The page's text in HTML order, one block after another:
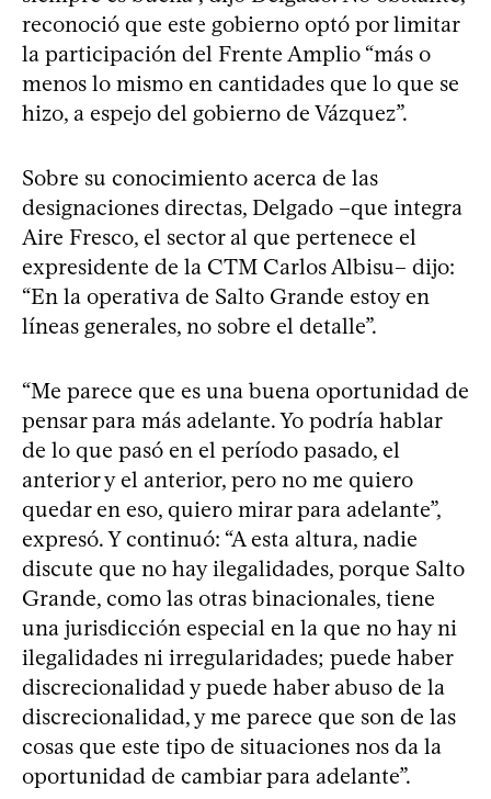
reconoció que este gobierno optó por limitar
la participación del Frente Amplio “más o
menos lo mismo en cantidades que lo que se
hizo, a espejo del gobierno de Vázquez”.
Sobre su conocimiento acerca de las
designaciones directas, Delgado –que integra
Aire Fresco, el sector al que pertenece el
expresidente de la CTM Carlos Albisu– dijo:
“En la operativa de Salto Grande estoy en
líneas generales, no sobre el detalle”.
“Me parece que es una buena oportunidad de
pensar para más adelante. Yo podría hablar
de lo que pasó en el período pasado, el
anterior y el anterior, pero no me quiero
quedar en eso, quiero mirar para adelante”,
expresó. Y continuó: “A esta altura, nadie
discute que no hay ilegalidades, porque Salto
Grande, como las otras binacionales, tiene
una jurisdicción especial en la que no hay ni
ilegalidades ni irregularidades; puede haber
discrecionalidad y puede haber abuso de la
discrecionalidad, y me parece que son de las
cosas que este tipo de situaciones nos da la
oportunidad de cambiar para adelante”.